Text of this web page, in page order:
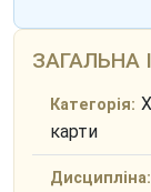
ЗАГАЛЬНА
Категорія:
карти
Дисципліна: